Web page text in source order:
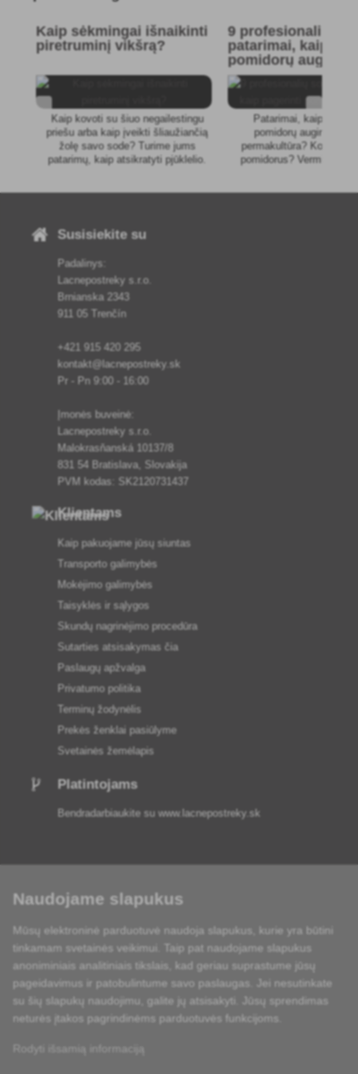
Kaip sėkmingai išnaikinti
piretruminį vikšrą?
Kaip kovoti su šiuo negailestingu
priešu arba kaip įveikti šliaužiančią
žolę savo sode? Turime jums
patarimų, kaip atsikratyti pjūklelio.
9 profesionalių
patarimai, kaip
pomidorų
Patarimai, kaip
pomidorų auginimą.
permakultūra? Kodėl
pomidorus?
Susisiekite su
Padalinys:
Lacnepostreky s.r.o.
Brnianska 2343
911 05 Trenčín
+421 915 420 295
kontakt@lacnepostreky.sk
Pr - Pn 9:00 - 16:00
Įmonės buveinė:
Lacnepostreky s.r.o.
Malokrasňanská 10137/8
831 54 Bratislava, Slovakija
PVM kodas: SK2120731437
Klientams
Kaip pakuojame jūsų siuntas
Transporto galimybės
Mokėjimo galimybės
Taisyklės ir sąlygos
Skundų nagrinėjimo procedūra
Sutarties atsisakymas čia
Paslaugų apžvalga
Privatumo politika
Terminų žodynėlis
Prekės ženklai pasiūlyme
Svetainės žemėlapis
Platintojams
Bendradarbiaukite su www.lacnepostreky.sk
Visada suteiksime jums ekspertų patarimų
Skundai išnagrinėjami per 24 val
Pristatymas per 24 h nuo pirmadienio iki penktadienio
Naudojame slapukus
Mūsų elektroninė parduotuvė naudoja slapukus, kurie yra būtini
tinkamam svetainės veikimui. Taip pat naudojame slapukus
anoniminiais analitiniais tikslais, kad geriau suprastume jūsų
pageidavimus ir patobulintume savo paslaugas. Jei nesutinkate
su šių slapukų naudojimu, galite jų atsisakyti. Jūsų sprendimas
neturės įtakos pagrindinėms parduotuvės funkcijoms.
Rodyti išsamią informaciją